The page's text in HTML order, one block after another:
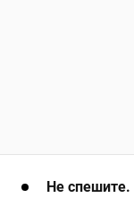
Не спешите.